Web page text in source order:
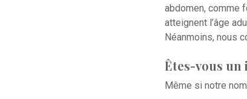
abdomen, comme
atteignent l’âge
Néanmoins, nous
Êtes-vous un
Même si notre